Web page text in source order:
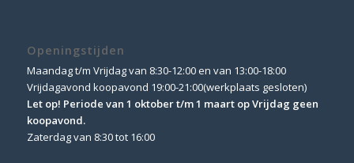
Openingstijden
Maandag t/m Vrijdag van 8:30-12:00 en van 13:00-18:00
Vrijdagavond koopavond 19:00-21:00(werkplaats gesloten)
Let op! Periode van 1 oktober t/m 1 maart op Vrijdag geen
koopavond.
Zaterdag van 8:30 tot 16:00